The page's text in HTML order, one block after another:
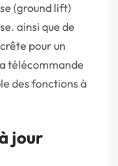
(ground lift)
ainsi que de
pour un
télécommande
des fonctions à
jour